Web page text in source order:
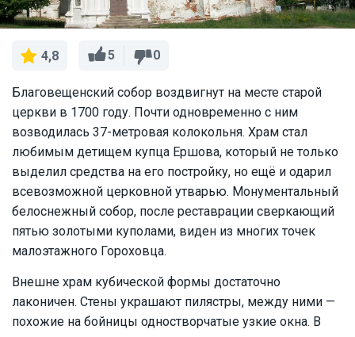
4,8 5 0
Благовещенский собор воздвигнут на месте старой
церкви в 1700 году. Почти одновременно с ним
возводилась 37-метровая колокольня. Храм стал
любимым детищем купца Ершова, который не только
выделил средства на его постройку, но ещё и одарил
всевозможной церковной утварью. Монументальный
белоснежный собор, после реставрации сверкающий
пятью золотыми куполами, виден из многих точек
малоэтажного Гороховца.
Внешне храм кубической формы достаточно
лаконичен. Стены украшают пилястры, между ними —
похожие на бойницы одностворчатые узкие окна. В